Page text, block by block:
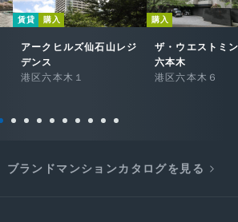
賃貸 購入
アークヒルズ仙石山レジ
デンス
港区六本木１
購入
ザ・ウエストミ
六本木
港区六本木６
ブランドマンションカタログを見る